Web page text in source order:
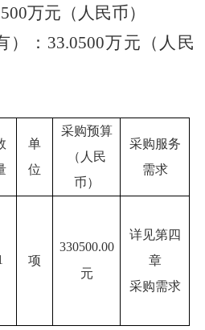
万元（人民币）
）：33.0500万元（人民
单
位
采购预算
（人民
币）
采购服务
需求
项
330500.00
元
详见第四
章
采购需求